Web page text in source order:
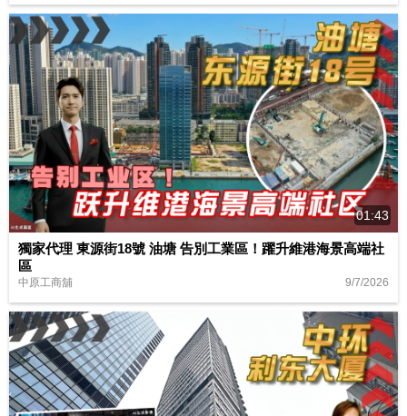
01:43
獨家代理 東源街18號 油塘 告別工業區！躍升維港海景高端社
區
中原工商舖 9/7/2026